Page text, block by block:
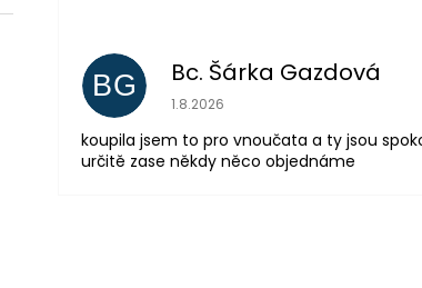
BG Bc. Šárka Gazdová
Hodnocení obchodu je 5 z 5
1.8.2026
koupila jsem to pro vnoučata a ty jsou
určitě zase někdy něco objednáme